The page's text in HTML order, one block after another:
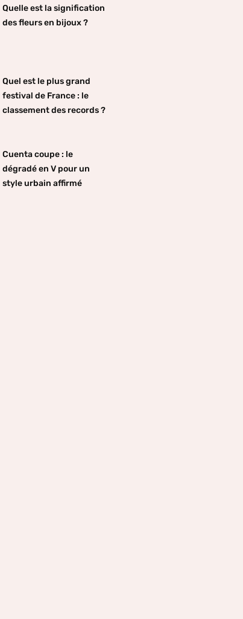
Quelle est la signification
des fleurs en bijoux ?
Quel est le plus grand
festival de France : le
classement des records ?
Cuenta coupe : le
dégradé en V pour un
style urbain affirmé